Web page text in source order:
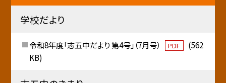
学校だより
令和8年度「志五中だより 第4号」（7月号） PDF
(562
KB)